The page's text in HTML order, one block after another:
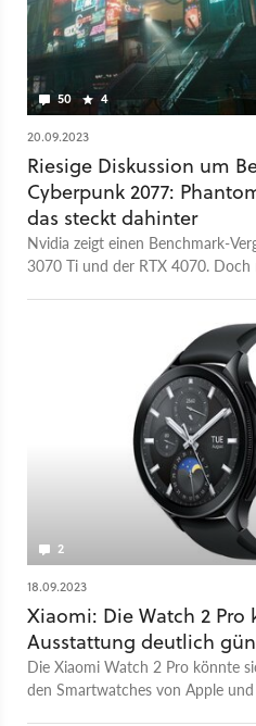
50 4
20.09.2023
Riesige Diskussion um
Cyberpunk 2077:
das steckt dahinter
Nvidia zeigt einen Benchmark-
3070 Ti und der RTX 4070. Doch
2
18.09.2023
Xiaomi: Die Watch 2 Pro
Ausstattung deutlich
Die Xiaomi Watch 2 Pro könnte
den Smartwatches von Apple